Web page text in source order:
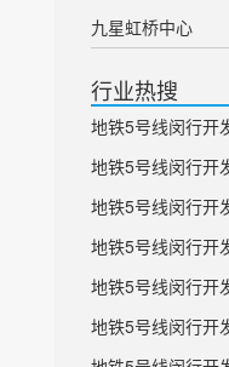
九星虹桥中心
行业热搜
地铁5号线闵行开
地铁5号线闵行开
地铁5号线闵行开
地铁5号线闵行开
地铁5号线闵行开
地铁5号线闵行开